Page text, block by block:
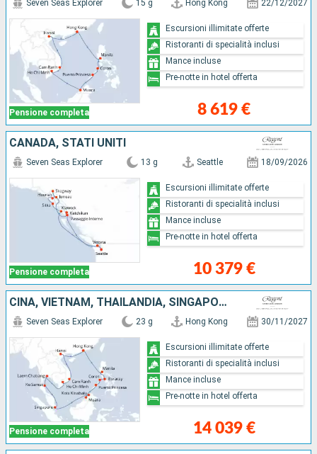
Pensione completa
Seven Seas Explorer 15 g Hong Kong 22/12/2027
8 619 €
Escursioni illimitate offerte
Ristoranti di specialità inclusi
Mance incluse
Pre-notte in hotel offerta
CANADA, STATI UNITI
Pensione completa
Seven Seas Explorer 13 g Seattle 18/09/2026
10 379 €
Escursioni illimitate offerte
Ristoranti di specialità inclusi
Mance incluse
Pre-notte in hotel offerta
CINA, VIETNAM, THAILANDIA, SINGAPORE, MALESIA, BRUNEI, FILIPPINE
Pensione completa
Seven Seas Explorer 23 g Hong Kong 30/11/2027
14 039 €
Escursioni illimitate offerte
Ristoranti di specialità inclusi
Mance incluse
Pre-notte in hotel offerta